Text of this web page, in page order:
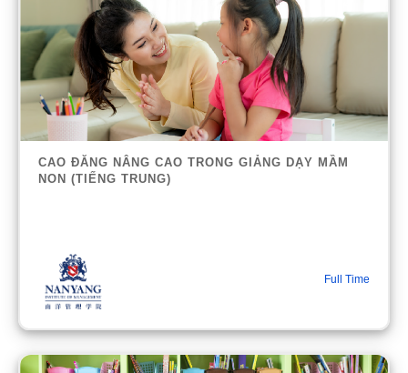
CAO ĐĂNG NÂNG CAO TRONG GIẢNG DẠY MẦM
NON (TIẾNG TRUNG)
Full Time